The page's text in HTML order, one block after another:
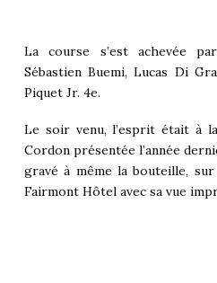
La course s’est achevée
Sébastien Buemi, Lucas Di
Piquet Jr. 4e.
Le soir venu, l’esprit était à
Cordon présentée l’année
gravé à même la bouteille,
Fairmont Hôtel avec sa vue